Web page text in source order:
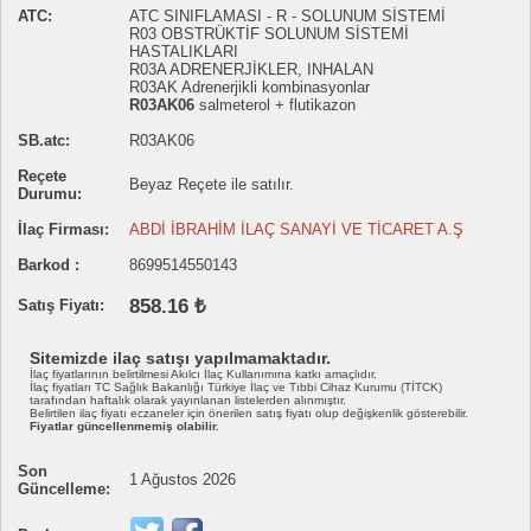
ATC:
ATC SINIFLAMASI - R - SOLUNUM SİSTEMİ
R03 OBSTRÜKTİF SOLUNUM SİSTEMİ
HASTALIKLARI
R03A ADRENERJİKLER, INHALAN
R03AK Adrenerjikli kombinasyonlar
R03AK06 salmeterol + flutikazon
SB.atc:
R03AK06
Reçete
Durumu:
Beyaz Reçete ile satılır.
İlaç Firması:
ABDİ İBRAHİM İLAÇ SANAYİ VE TİCARET A.Ş
Barkod :
8699514550143
Satış Fiyatı: 858.16 ₺
Sitemizde ilaç satışı yapılmamaktadır.
İlaç fiyatlarının belirtilmesi Akılcı İlaç Kullanımına katkı amaçlıdır.
İlaç fiyatları TC Sağlık Bakanlığı Türkiye İlaç ve Tıbbi Cihaz Kurumu (TİTCK)
tarafından haftalık olarak yayınlanan listelerden alınmıştır.
Belirtilen ilaç fiyatı eczaneler için önerilen satış fiyatı olup değişkenlik gösterebilir.
Fiyatlar güncellenmemiş olabilir.
Son
Güncelleme:
1 Ağustos 2026